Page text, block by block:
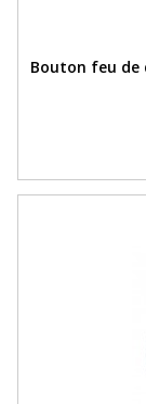
Bouton feu de